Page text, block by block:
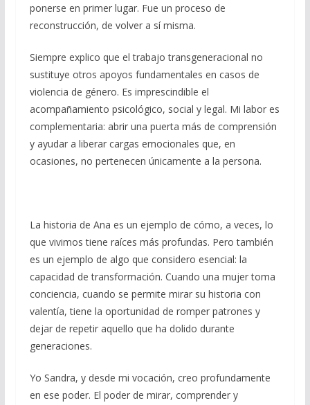
ponerse en primer lugar. Fue un proceso de
reconstrucción, de volver a sí misma.
Siempre explico que el trabajo transgeneracional no
sustituye otros apoyos fundamentales en casos de
violencia de género. Es imprescindible el
acompañamiento psicológico, social y legal. Mi labor es
complementaria: abrir una puerta más de comprensión
y ayudar a liberar cargas emocionales que, en
ocasiones, no pertenecen únicamente a la persona.
La historia de Ana es un ejemplo de cómo, a veces, lo
que vivimos tiene raíces más profundas. Pero también
es un ejemplo de algo que considero esencial: la
capacidad de transformación. Cuando una mujer toma
conciencia, cuando se permite mirar su historia con
valentía, tiene la oportunidad de romper patrones y
dejar de repetir aquello que ha dolido durante
generaciones.
Yo Sandra, y desde mi vocación, creo profundamente
en ese poder. El poder de mirar, comprender y